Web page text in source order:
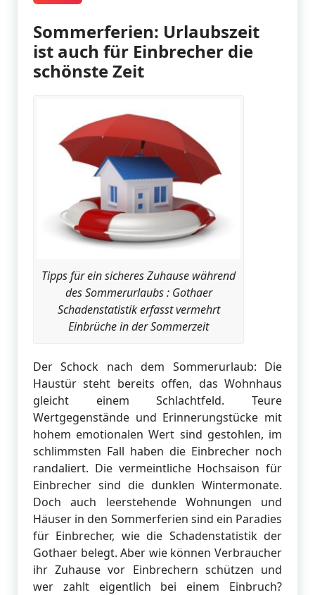
Sommerferien: Urlaubszeit
ist auch für Einbrecher die
schönste Zeit
Tipps für ein sicheres Zuhause während
des Sommerurlaubs : Gothaer
Schadenstatistik erfasst vermehrt
Einbrüche in der Sommerzeit
Der Schock nach dem Sommerurlaub: Die
Haustür steht bereits offen, das Wohnhaus
gleicht einem Schlachtfeld. Teure
Wertgegenstände und Erinnerungstücke mit
hohem emotionalen Wert sind gestohlen, im
schlimmsten Fall haben die Einbrecher noch
randaliert. Die vermeintliche Hochsaison für
Einbrecher sind die dunklen Wintermonate.
Doch auch leerstehende Wohnungen und
Häuser in den Sommerferien sind ein Paradies
für Einbrecher, wie die Schadenstatistik der
Gothaer belegt. Aber wie können Verbraucher
ihr Zuhause vor Einbrechern schützen und
wer zahlt eigentlich bei einem Einbruch?